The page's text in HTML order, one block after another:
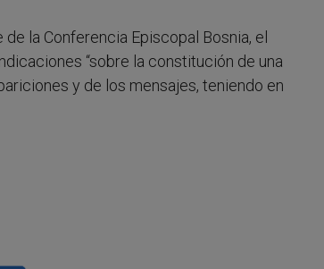
la Conferencia Episcopal Bosnia, el
“sobre la constitución de una
y de los mensajes, teniendo en